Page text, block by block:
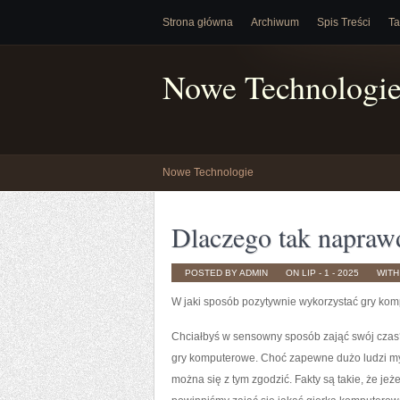
Strona główna Archiwum Spis Treści
Nowe
Nowe Technologie
Dlaczego tak
POSTED BY ADMIN ON LIP - 1 - 2025 WITH
W jaki sposób pozytywnie wykorzystać gry
Chciałbyś w sensowny sposób zająć swój
gry komputerowe. Choć zapewne dużo ludzi
można się z tym zgodzić. Fakty są takie, że